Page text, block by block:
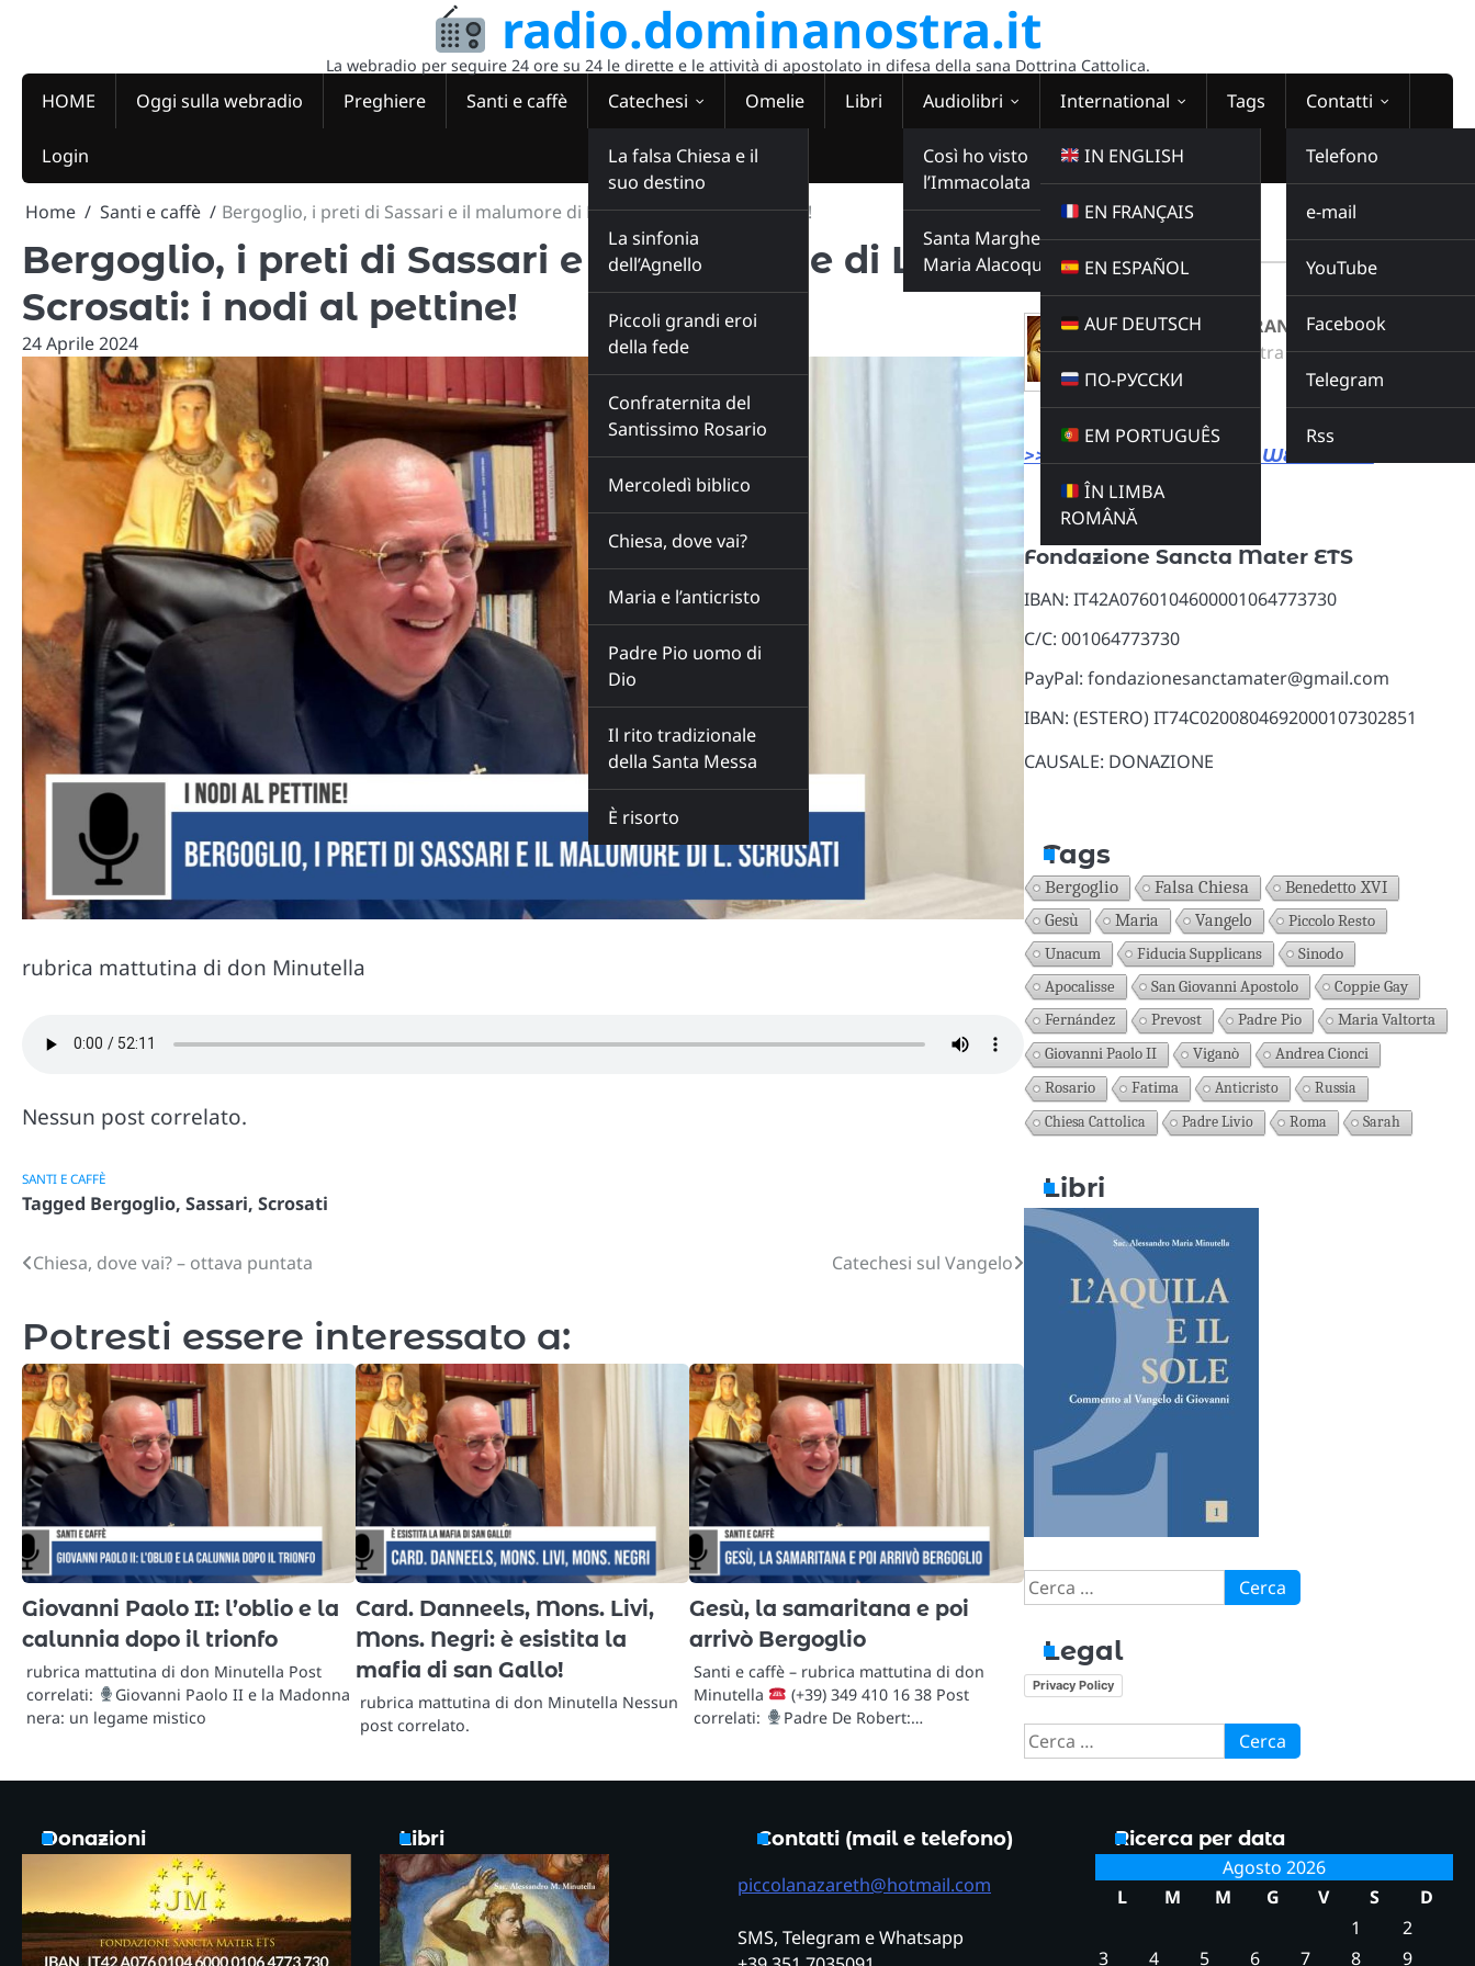
radio.dominanostra.it
La webradio per seguire 24 ore su 24 le dirette e le attività di apostolato in difesa della sana Dottrina Cattolica.
HOME Oggi sulla webradio Preghiere Santi e caffè Catechesi
La falsa Chiesa e il
suo destino
La sinfonia
dell’Agnello
Piccoli grandi eroi
della fede
Confraternita del
Santissimo Rosario
Mercoledì biblico
Chiesa, dove vai?
Maria e l’anticristo
Padre Pio uomo di
Dio
Il rito tradizionale
della Santa Messa
È risorto
Omelie Libri Audiolibri
Così ho visto
l’Immacolata
Santa Margherita
Maria Alacoque
International
IN ENGLISH
EN FRANÇAIS
EN ESPAÑOL
AUF DEUTSCH
ПО-РУССКИ
EM PORTUGUÊS
ÎN LIMBA
ROMÂNĂ
Tags Contatti
Telefono
e-mail
YouTube
Facebook
Telegram
Rss
Login
Home Santi e caffè Bergoglio, i preti di Sassari e il malumore di L. Scrosati: i nodi al pettine!
Bergoglio, i preti di Sassari e il malumore di L.
Scrosati: i nodi al pettine!
24 Aprile 2024
rubrica mattutina di don Minutella
Nessun post correlato.
SANTI E CAFFÈ
Tagged Bergoglio, Sassari, Scrosati
Navigazione
Chiesa, dove vai? – ottava puntata Catechesi sul Vangelo
Potresti essere interessato a:
Giovanni Paolo II: l’oblio e la
calunnia dopo il trionfo
rubrica mattutina di don Minutella Post
correlati:
Giovanni Paolo II e la Madonna
nera: un legame mistico
Card. Danneels, Mons. Livi,
Mons. Negri: è esistita la
mafia di san Gallo!
rubrica mattutina di don Minutella Nessun
post correlato.
Gesù, la samaritana e poi
arrivò Bergoglio
Santi e caffè – rubrica mattutina di don
Minutella
(+39) 349 410 16 38 Post
correlati:
Padre De Robert:…
WEBRADIO
00:00:00
O BELLA MIA SPERANZA
Radio Domina Nostra
MUSICA
Buy this album
>>> LINK DIRETTO ALLA WEBRADIO
Donazioni
Fondazione Sancta Mater ETS
IBAN: IT42A0760104600001064773730
C/C: 001064773730
PayPal: fondazionesanctamater@gmail.com
IBAN: (ESTERO) IT74C0200804692000107302851
CAUSALE: DONAZIONE
Tags
Bergoglio Falsa Chiesa Benedetto XVI
Gesù Maria Vangelo
Piccolo Resto
Unacum
Fiducia Supplicans
Sinodo
Apocalisse
San Giovanni Apostolo Coppie Gay
Fernández Prevost Padre Pio
Maria Valtorta
Giovanni Paolo II
Viganò
Andrea Cionci
Rosario
Fatima Anticristo
Russia
Chiesa Cattolica
Padre Livio Roma Sarah
Libri
Ricerca
per:
Legal
Privacy Policy
Ricerca
per:
Donazioni Libri
Contatti (mail e telefono)
piccolanazareth@hotmail.com
SMS, Telegram e Whatsapp
Ricerca per data
Agosto 2026
L
M M G V S
D
1
2
3
4 5 6 7 8 9